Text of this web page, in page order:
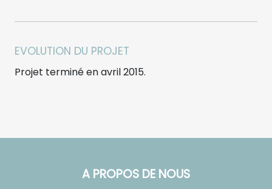
EVOLUTION DU PROJET
Projet terminé en avril 2015.
A PROPOS DE NOUS